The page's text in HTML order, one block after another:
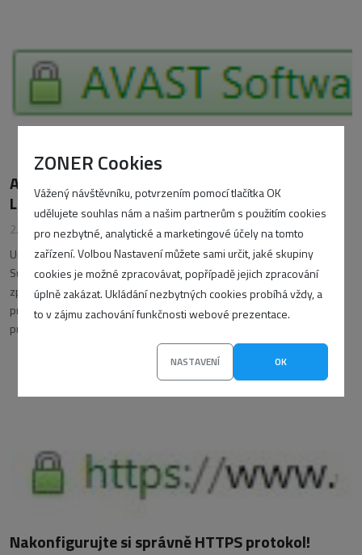
ZONER Cookies
Vážený návštěvníku, potvrzením pomocí tlačítka OK
udělujete souhlas nám a našim partnerům s použitím cookies
pro nezbytné, analytické a marketingové účely na tomto
zařízení. Volbou Nastavení můžete sami určit, jaké skupiny
cookies je možné zpracovávat, popřípadě jejich zpracování
úplně zakázat. Ukládání nezbytných cookies probíhá vždy, a
to v zájmu zachování funkčnosti webové prezentace.
NASTAVENÍ OK
Avast může sledovat zákazníky stejně jako
Lenovo. Vědí to uživatelé?
2. března 2015 • Marek Machač
Určitě jste zaznamenali aféru výrobce počítačů Lenovo a programu
Superfish, který vlastním certifikátem četl důvěrná data uživatelů. Tato
zpráva obletěla celý internet. Společnost Lenovo se vyjádřila, že již
projekt ukončila. Jsou již ale rizika pryč? Aktuálně byl objeven další
problém
Nakonfigurujte si správně HTTPS protokol!